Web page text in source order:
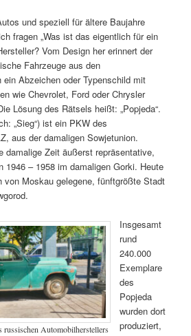
und speziell für ältere Baujahre
fragen „Was ist das eigentlich für ein
Vom Design her erinnert der
Fahrzeuge aus den
ein Abzeichen oder Typenschild mit
wie Chevrolet, Ford oder Chrysler
Lösung des Rätsels heißt: „Popjeda“.
„Sieg“) ist ein PKW des
aus der damaligen Sowjetunion.
damalige Zeit äußerst repräsentative,
1946 – 1958 im damaligen Gorki. Heute
von Moskau gelegene, fünftgrößte Stadt
Automobilherstellers
Insgesamt
rund
240.000
Exemplare
des
Popjeda
wurden dort
produziert,